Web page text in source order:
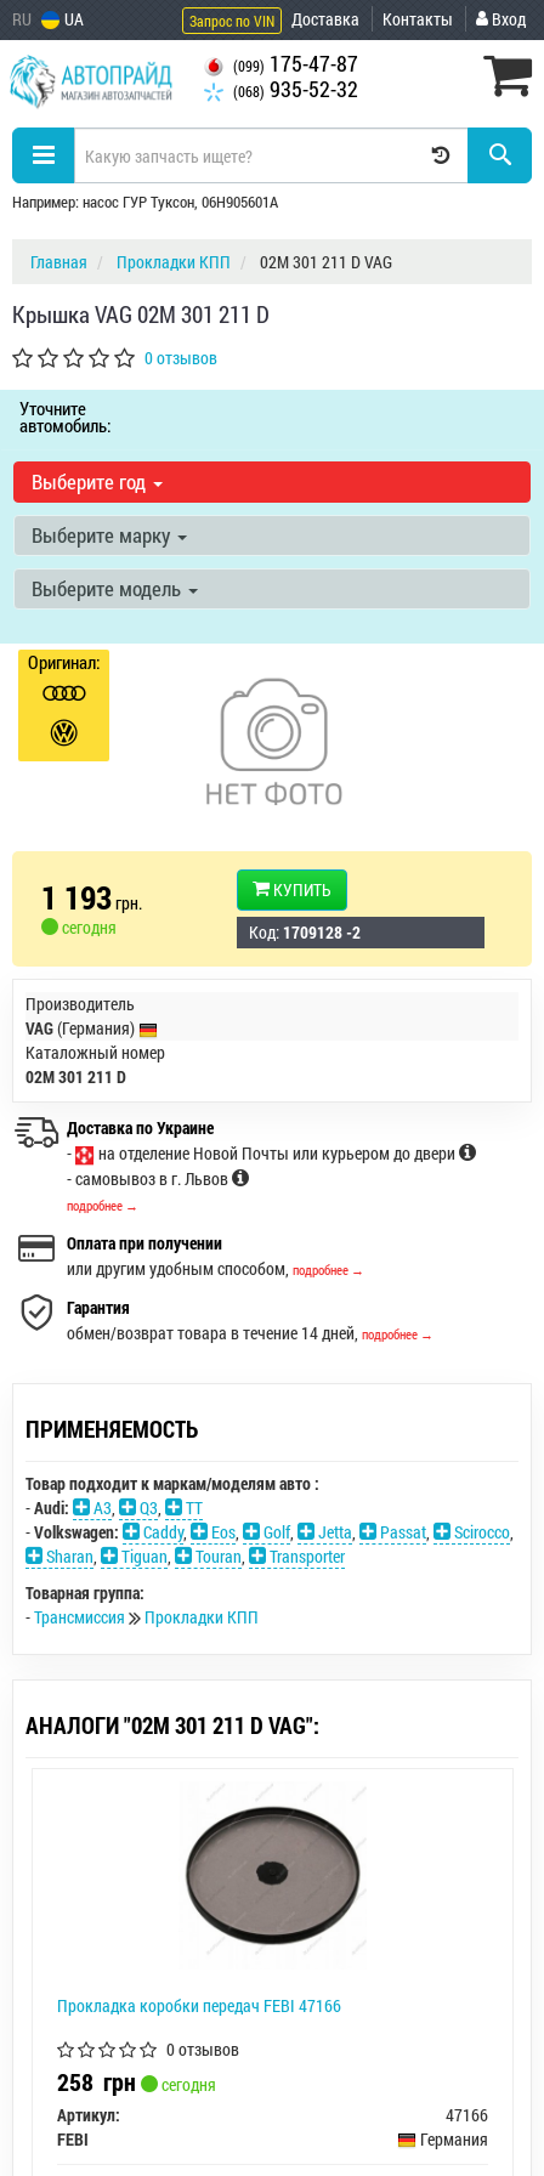
RU UA Запрос по VIN Доставка Контакты Вход
(099) 175-47-87
(068) 935-52-32
Например: насос ГУР Туксон, 06H905601A
Главная Прокладки КПП 02M 301 211 D VAG
Крышка VAG 02M 301 211 D
0 отзывов
Уточните
автомобиль:
Выберите год
Выберите марку
Выберите модель
Оригинал:
1 193грн.
сегодня
КУПИТЬ
Код: 1709128 -2
Производитель
VAG(Германия)
Каталожный номер
02M 301 211 D
Доставка по Украине
-
на отделение Новой Почты или курьером до двери
- самовывоз в г. Львов
подробнее →
Оплата при получении
или другим удобным способом, подробнее →
Гарантия
обмен/возврат товара в течение 14 дней, подробнее →
ПРИМЕНЯЕМОСТЬ
Товар подходит к маркам/моделям авто :
-Audi: A3, Q3,
TT
-Volkswagen: Caddy, Eos, Golf, Jetta, Passat, Scirocco,
Sharan, Tiguan, Touran,
Transporter
Товарная группа:
-Трансмиссия Прокладки КПП
АНАЛОГИ "02M 301 211 D VAG":
Прокладка коробки передач FEBI 47166
0 отзывов
258 грн
сегодня
Артикул:
47166
FEBI
Германия